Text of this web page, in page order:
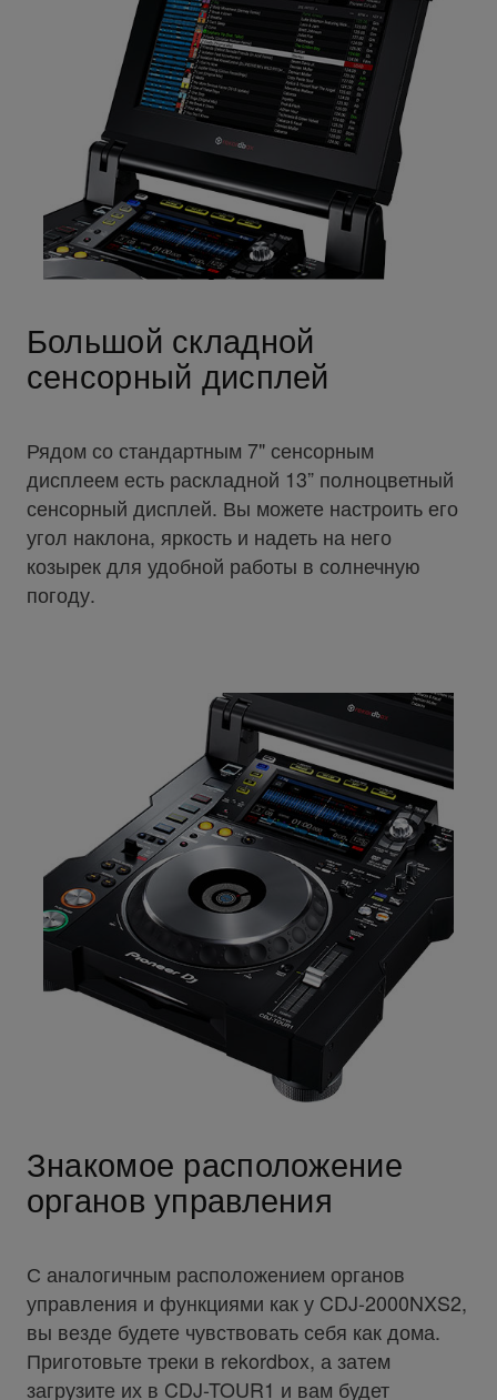
Большой складной
сенсорный дисплей
Рядом со стандартным 7" сенсорным
дисплеем есть раскладной 13” полноцветный
сенсорный дисплей. Вы можете настроить его
угол наклона, яркость и надеть на него
козырек для удобной работы в солнечную
погоду.
Знакомое расположение
органов управления
С аналогичным расположением органов
управления и функциями как у CDJ-2000NXS2,
вы везде будете чувствовать себя как дома.
Приготовьте треки в rekordbox, а затем
загрузите их в CDJ-TOUR1 и вам будет